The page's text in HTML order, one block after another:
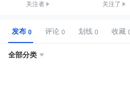
关注者 关注了
发布 评论 划线 收藏
全部分类 